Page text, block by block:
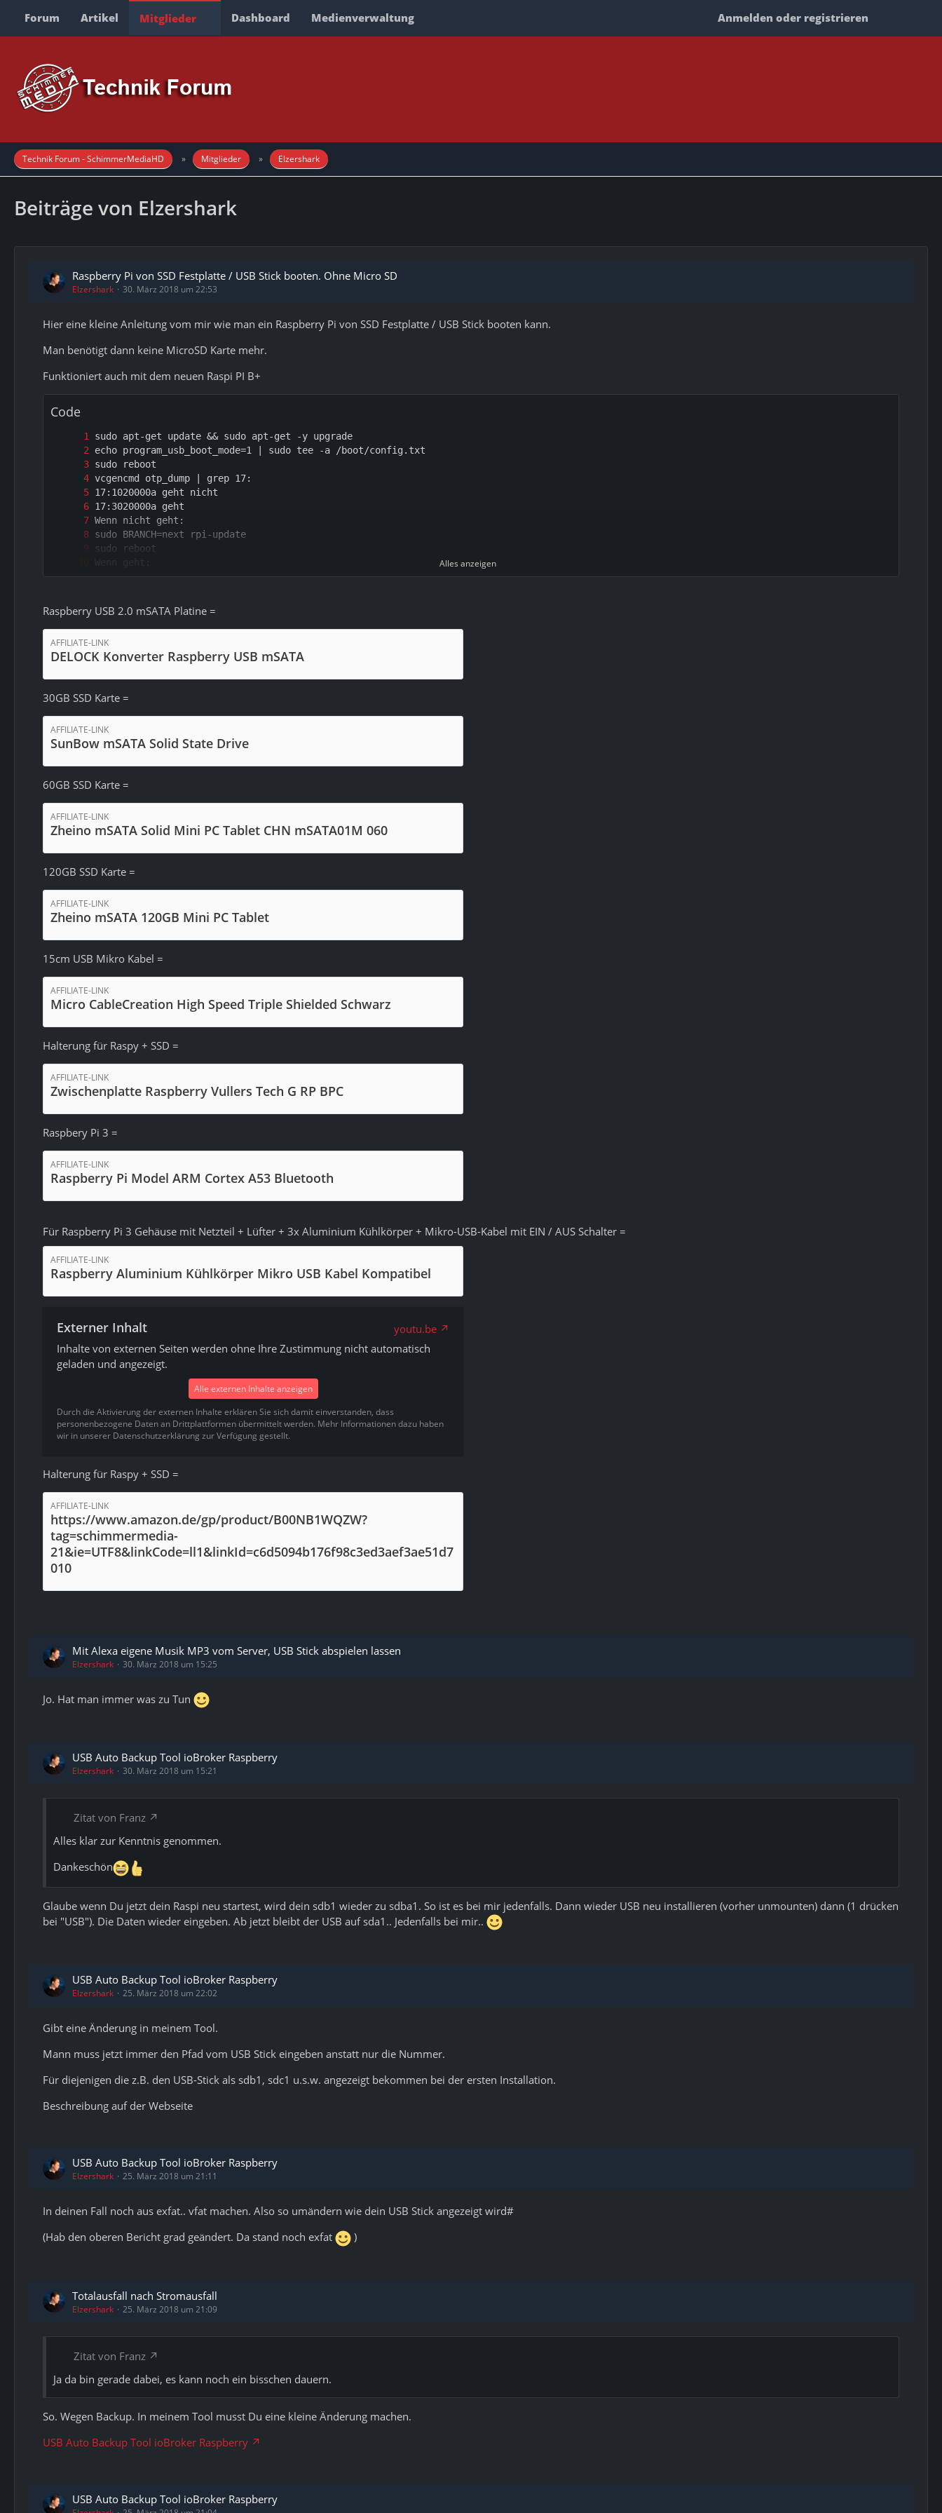
Forum Artikel Mitglieder Dashboard Medienverwaltung Anmelden oder registrieren
Technik Forum - SchimmerMediaHD Mitglieder Elzershark
Beiträge von Elzershark
Raspberry Pi von SSD Festplatte / USB Stick booten. Ohne Micro SD
Elzershark 30. März 2018 um 22:53
Hier eine kleine Anleitung vom mir wie man ein Raspberry Pi von SSD Festplatte / USB Stick booten kann.
Man benötigt dann keine MicroSD Karte mehr.
Funktioniert auch mit dem neuen Raspi PI B+
Code
Alles anzeigen
Raspberry USB 2.0 mSATA Platine =
AFFILIATE-LINK
DELOCK Konverter Raspberry USB mSATA
30GB SSD Karte =
AFFILIATE-LINK
SunBow mSATA Solid State Drive
60GB SSD Karte =
AFFILIATE-LINK
Zheino mSATA Solid Mini PC Tablet CHN mSATA01M 060
120GB SSD Karte =
AFFILIATE-LINK
Zheino mSATA 120GB Mini PC Tablet
15cm USB Mikro Kabel =
AFFILIATE-LINK
Micro CableCreation High Speed Triple Shielded Schwarz
Halterung für Raspy + SSD =
AFFILIATE-LINK
Zwischenplatte Raspberry Vullers Tech G RP BPC
Raspbery Pi 3 =
AFFILIATE-LINK
Raspberry Pi Model ARM Cortex A53 Bluetooth
Für Raspberry Pi 3 Gehäuse mit Netzteil + Lüfter + 3x Aluminium Kühlkörper + Mikro-USB-Kabel mit EIN / AUS Schalter =
AFFILIATE-LINK
Raspberry Aluminium Kühlkörper Mikro USB Kabel Kompatibel
Externer Inhalt
youtu.be
Inhalte von externen Seiten werden ohne Ihre Zustimmung nicht automatisch
geladen und angezeigt.
Alle externen Inhalte anzeigen
Durch die Aktivierung der externen Inhalte erklären Sie sich damit einverstanden, dass
personenbezogene Daten an Drittplattformen übermittelt werden. Mehr Informationen dazu haben
wir in unserer Datenschutzerklärung zur Verfügung gestellt.
Halterung für Raspy + SSD =
AFFILIATE-LINK
https://www.amazon.de/gp/product/B00NB1WQZW?
tag=schimmermedia-
21&ie=UTF8&linkCode=ll1&linkId=c6d5094b176f98c3ed3aef3ae51d7
010
Mit Alexa eigene Musik MP3 vom Server, USB Stick abspielen lassen
Elzershark 30. März 2018 um 15:25
Jo. Hat man immer was zu Tun
USB Auto Backup Tool ioBroker Raspberry
Elzershark 30. März 2018 um 15:21
Zitat von Franz
Alles klar zur Kenntnis genommen.
Dankeschön
Glaube wenn Du jetzt dein Raspi neu startest, wird dein sdb1 wieder zu sdba1. So ist es bei mir jedenfalls. Dann wieder USB neu installieren (vorher unmounten) dann (1 drücken
bei "USB"). Die Daten wieder eingeben. Ab jetzt bleibt der USB auf sda1.. Jedenfalls bei mir..
USB Auto Backup Tool ioBroker Raspberry
Elzershark 25. März 2018 um 22:02
Gibt eine Änderung in meinem Tool.
Mann muss jetzt immer den Pfad vom USB Stick eingeben anstatt nur die Nummer.
Für diejenigen die z.B. den USB-Stick als sdb1, sdc1 u.s.w. angezeigt bekommen bei der ersten Installation.
Beschreibung auf der Webseite
USB Auto Backup Tool ioBroker Raspberry
Elzershark 25. März 2018 um 21:11
In deinen Fall noch aus exfat.. vfat machen. Also so umändern wie dein USB Stick angezeigt wird#
(Hab den oberen Bericht grad geändert. Da stand noch exfat
)
Totalausfall nach Stromausfall
Elzershark 25. März 2018 um 21:09
Zitat von Franz
Ja da bin gerade dabei, es kann noch ein bisschen dauern.
So. Wegen Backup. In meinem Tool musst Du eine kleine Änderung machen.
USB Auto Backup Tool ioBroker Raspberry
USB Auto Backup Tool ioBroker Raspberry